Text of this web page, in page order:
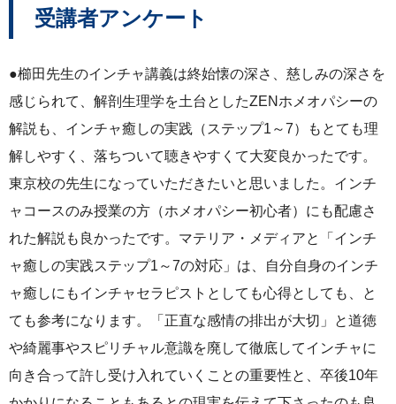
受講者アンケート
●櫛田先生のインチャ講義は終始懐の深さ、慈しみの深さを
感じられて、解剖生理学を土台としたZENホメオパシーの
解説も、インチャ癒しの実践（ステップ1～7）もとても理
解しやすく、落ちついて聴きやすくて大変良かったです。
東京校の先生になっていただきたいと思いました。インチ
ャコースのみ授業の方（ホメオパシー初心者）にも配慮さ
れた解説も良かったです。マテリア・メディアと「インチ
ャ癒しの実践ステップ1～7の対応」は、自分自身のインチ
ャ癒しにもインチャセラピストとしても心得としても、と
ても参考になります。「正直な感情の排出が大切」と道徳
や綺麗事やスピリチャル意識を廃して徹底してインチャに
向き合って許し受け入れていくことの重要性と、卒後10年